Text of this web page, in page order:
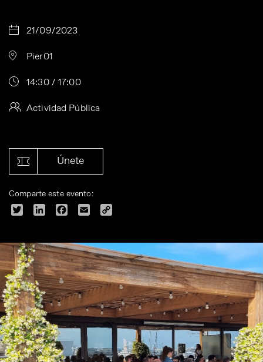
21/09/2023
Pier01
14:30 / 17:00
Actividad Pública
Únete
Comparte este evento:
Twitter LinkedInFacebook
Email